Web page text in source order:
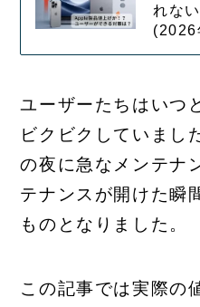
れな
(2026
ユーザーたちはいつ
ビクビクしていまし
の夜に急なメンテナ
テナンスが開けた瞬
ものとなりました。
この記事では実際の